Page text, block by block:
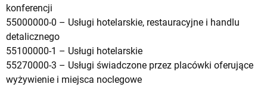
konferencji
55000000-0 – Usługi hotelarskie, restauracyjne i handlu
detalicznego
55100000-1 – Usługi hotelarskie
55270000-3 – Usługi świadczone przez placówki oferujące
wyżywienie i miejsca noclegowe